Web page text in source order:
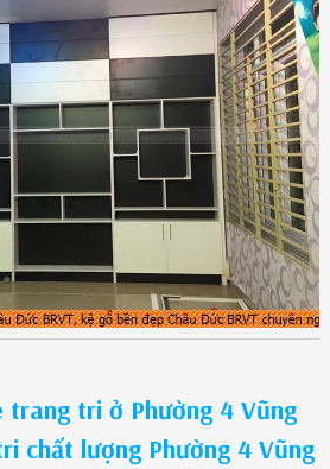
trang tri ở Phường 4 Vũng
chất lượng Phường 4 Vũng